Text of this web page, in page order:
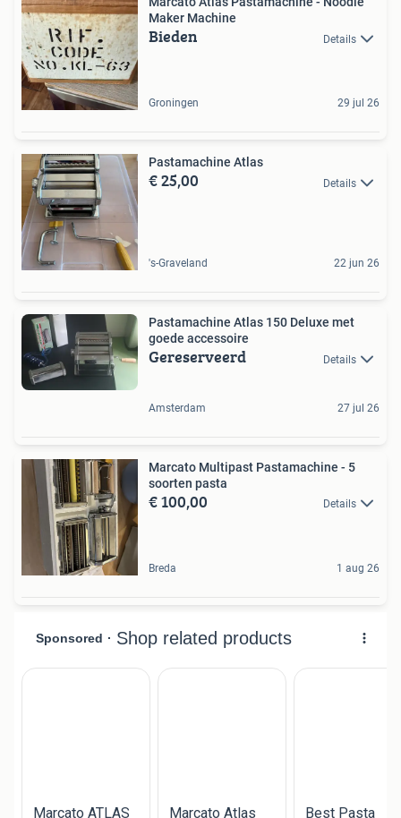
Maker Machine
Bieden Details
Groningen 29 jul 26
Pastamachine Atlas
€ 25,00 Details
's-Graveland 22 jun 26
Pastamachine Atlas 150 Deluxe met
goede accessoire
Gereserveerd Details
Amsterdam 27 jul 26
Marcato Multipast Pastamachine - 5
soorten pasta
€ 100,00 Details
Breda 1 aug 26